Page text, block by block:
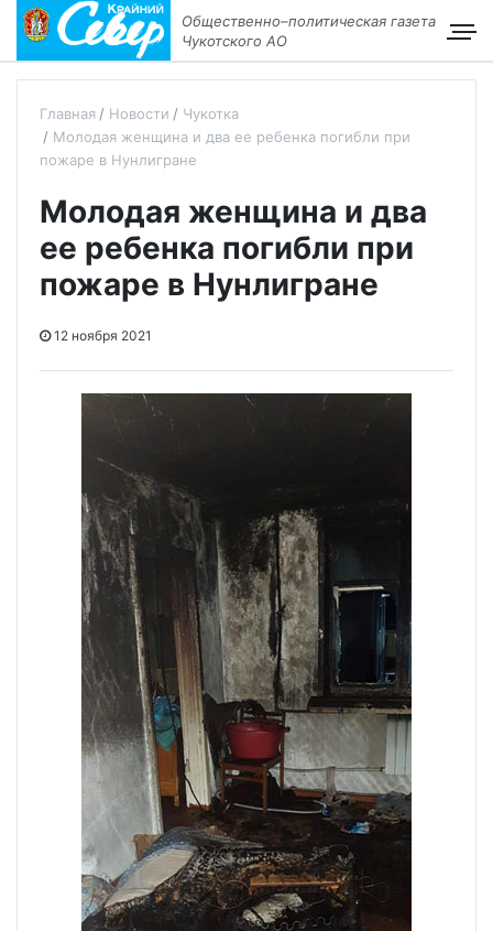
Общественно–политическая газета
Чукотского АО
Главная Новости
Чукотка
Молодая женщина и два ее ребенка погибли при
пожаре в Нунлигране
Молодая женщина и два
ее ребенка погибли при
пожаре в Нунлигране
12 ноября 2021